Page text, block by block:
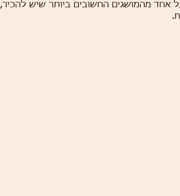
אחד מהמושגים החשובים ביותר שיש להכיר,